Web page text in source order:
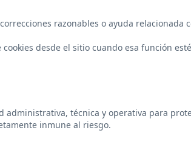
razonables o ayuda relacionada
desde el sitio cuando esa función
administrativa, técnica y operativa para
inmune al riesgo.